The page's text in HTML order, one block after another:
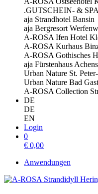
.GUTSCHEIN- &
aja Strandhotel Bansin
aja Bergresort
A-ROSA Ifen Hotel
A-ROSA Kurhaus
A-ROSA Gothisches
aja Fürstenhaus
Urban Nature St.
Urban Nature Bad
A-ROSA Collection
DE
DE
EN
Login
0
€ 0,00
Anwendungen